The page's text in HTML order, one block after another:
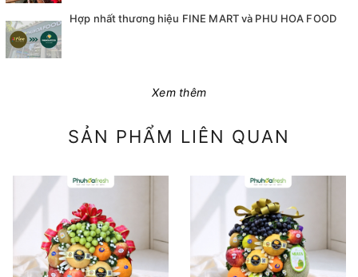
Hợp nhất thương hiệu FINE MART và PHU HOA FOOD
Xem thêm
SẢN PHẨM LIÊN QUAN